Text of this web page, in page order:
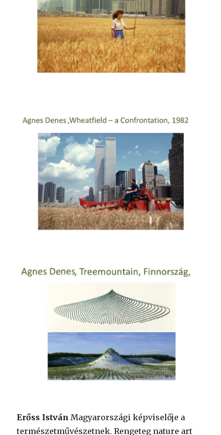
Erőss István Magyarországi képviselője a
természetművészetnek. Rengeteg nature art